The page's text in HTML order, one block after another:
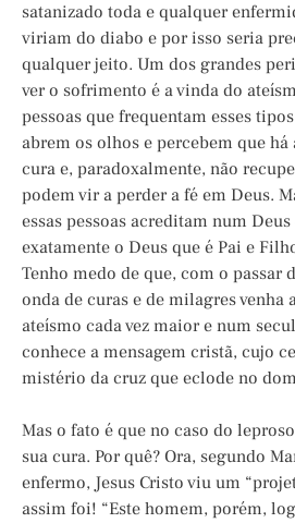
satanizado toda e qualquer
viriam do diabo e por isso seria
qualquer jeito. Um dos grandes
ver o sofrimento é a vinda do
pessoas que frequentam esses
abrem os olhos e percebem que há
cura e, paradoxalmente, não
podem vir a perder a fé em Deus.
essas pessoas acreditam num
exatamente o Deus que é Pai e
Tenho medo de que, com o passar
onda de curas e de milagres venha
ateísmo cada vez maior e num
conhece a mensagem cristã, cujo
mistério da cruz que eclode no
Mas o fato é que no caso do
sua cura. Por quê? Ora, segundo
enfermo, Jesus Cristo viu um
assim foi! “Este homem, porém,